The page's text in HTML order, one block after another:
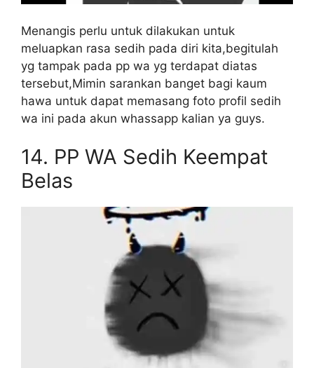
Menangis perlu untuk dilakukan untuk
meluapkan rasa sedih pada diri kita,begitulah
yg tampak pada pp wa yg terdapat diatas
tersebut,Mimin sarankan banget bagi kaum
hawa untuk dapat memasang foto profil sedih
wa ini pada akun whassapp kalian ya guys.
14. PP WA Sedih Keempat
Belas